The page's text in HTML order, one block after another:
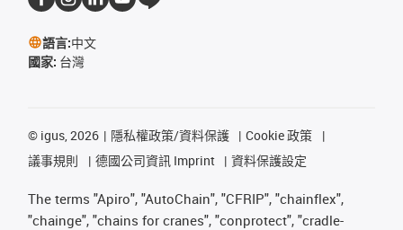
語言:中文
國家: 台灣
© igus, 2026 隱私權政策/資料保護
Cookie 政策
議事規則
德國公司資訊 Imprint 資料保護設定
The terms "Apiro", "AutoChain", "CFRIP", "chainflex",
"chainge", "chains for cranes", "conprotect", "cradle-